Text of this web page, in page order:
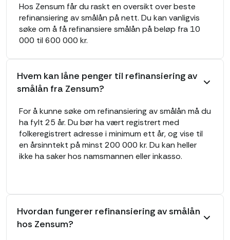
Hos Zensum får du raskt en oversikt over beste
refinansiering av smålån på nett. Du kan vanligvis
søke om å få refinansiere smålån på beløp fra 10
000 til 600 000 kr.
Hvem kan låne penger til refinansiering av
smålån fra Zensum?
For å kunne søke om refinansiering av smålån må du
ha fylt 25 år. Du bør ha vært registrert med
folkeregistrert adresse i minimum ett år, og vise til
en årsinntekt på minst 200 000 kr. Du kan heller
ikke ha saker hos namsmannen eller inkasso.
Hvordan fungerer refinansiering av smålån
hos Zensum?